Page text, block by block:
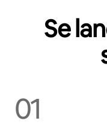
Se
01